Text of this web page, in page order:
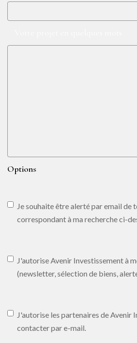
Options
Je souhaite être alerté par email de
correspondant à ma recherche ci-
J'autorise Avenir Investissement à
(newsletter, sélection de biens,
J'autorise les partenaires de Avenir
contacter par e-mail.